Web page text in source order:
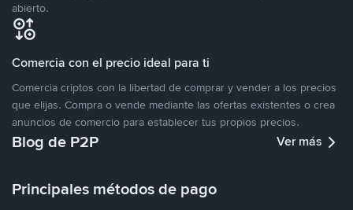
abierto.
Comercia con el precio ideal para ti
Comercia criptos con la libertad de comprar y vender a los precios
que elijas. Compra o vende mediante las ofertas existentes o crea
anuncios de comercio para establecer tus propios precios.
Blog de P2P Ver más
Principales métodos de pago